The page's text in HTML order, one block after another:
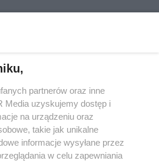
partnerów oraz inne
Media uzyskujemy dostęp i
na urządzeniu oraz
takie jak unikalne
informacje wysyłane przez
w celu zapewniania